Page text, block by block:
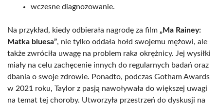
wczesne diagnozowanie.
Na przykład, kiedy odbierała nagrodę za film „Ma Rainey:
Matka bluesa”, nie tylko oddała hołd swojemu mężowi, ale
także zwróciła uwagę na problem raka okrężnicy. Jej wysiłki
miały na celu zachęcenie innych do regularnych badań oraz
dbania o swoje zdrowie. Ponadto, podczas Gotham Awards
w 2021 roku, Taylor z pasją nawoływała do większej uwagi
na temat tej choroby. Utworzyła przestrzeń do dyskusji na